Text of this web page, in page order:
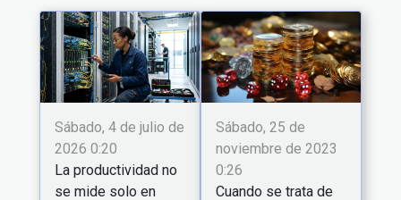
Sábado, 4 de julio de
2026 0:20
La productividad no
se mide solo en
Sábado, 25 de
noviembre de 2023
0:26
Cuando se trata de